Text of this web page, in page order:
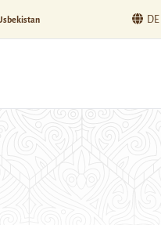
DE